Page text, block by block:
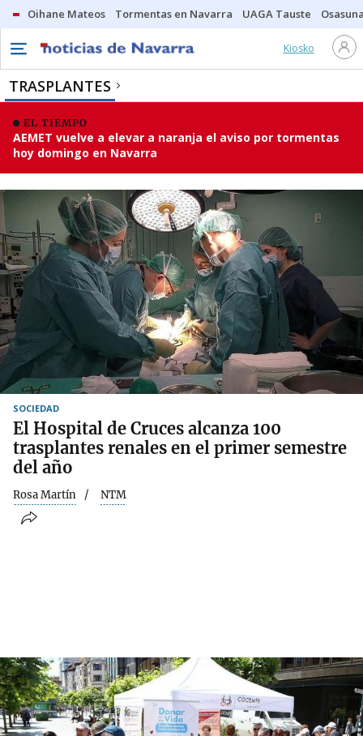
Oihane Mateos Tormentas en Navarra UAGA Tauste
Kiosko
TRASPLANTES
EL TIEMPO
AEMET vuelve a elevar a naranja el aviso por tormentas
hoy domingo en Navarra
SOCIEDAD
El Hospital de Cruces alcanza 100
trasplantes renales en el primer semestre
del año
Rosa Martín NTM